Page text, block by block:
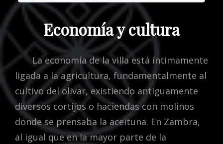
Economía y cultura
La economía de la villa está íntimamente
ligada a la agricultura, fundamentalmente al
cultivo del olivar, existiendo antiguamente
diversos cortijos o haciendas con molinos
donde se prensaba la aceituna. En Zambra,
al igual que en la mayor parte de la